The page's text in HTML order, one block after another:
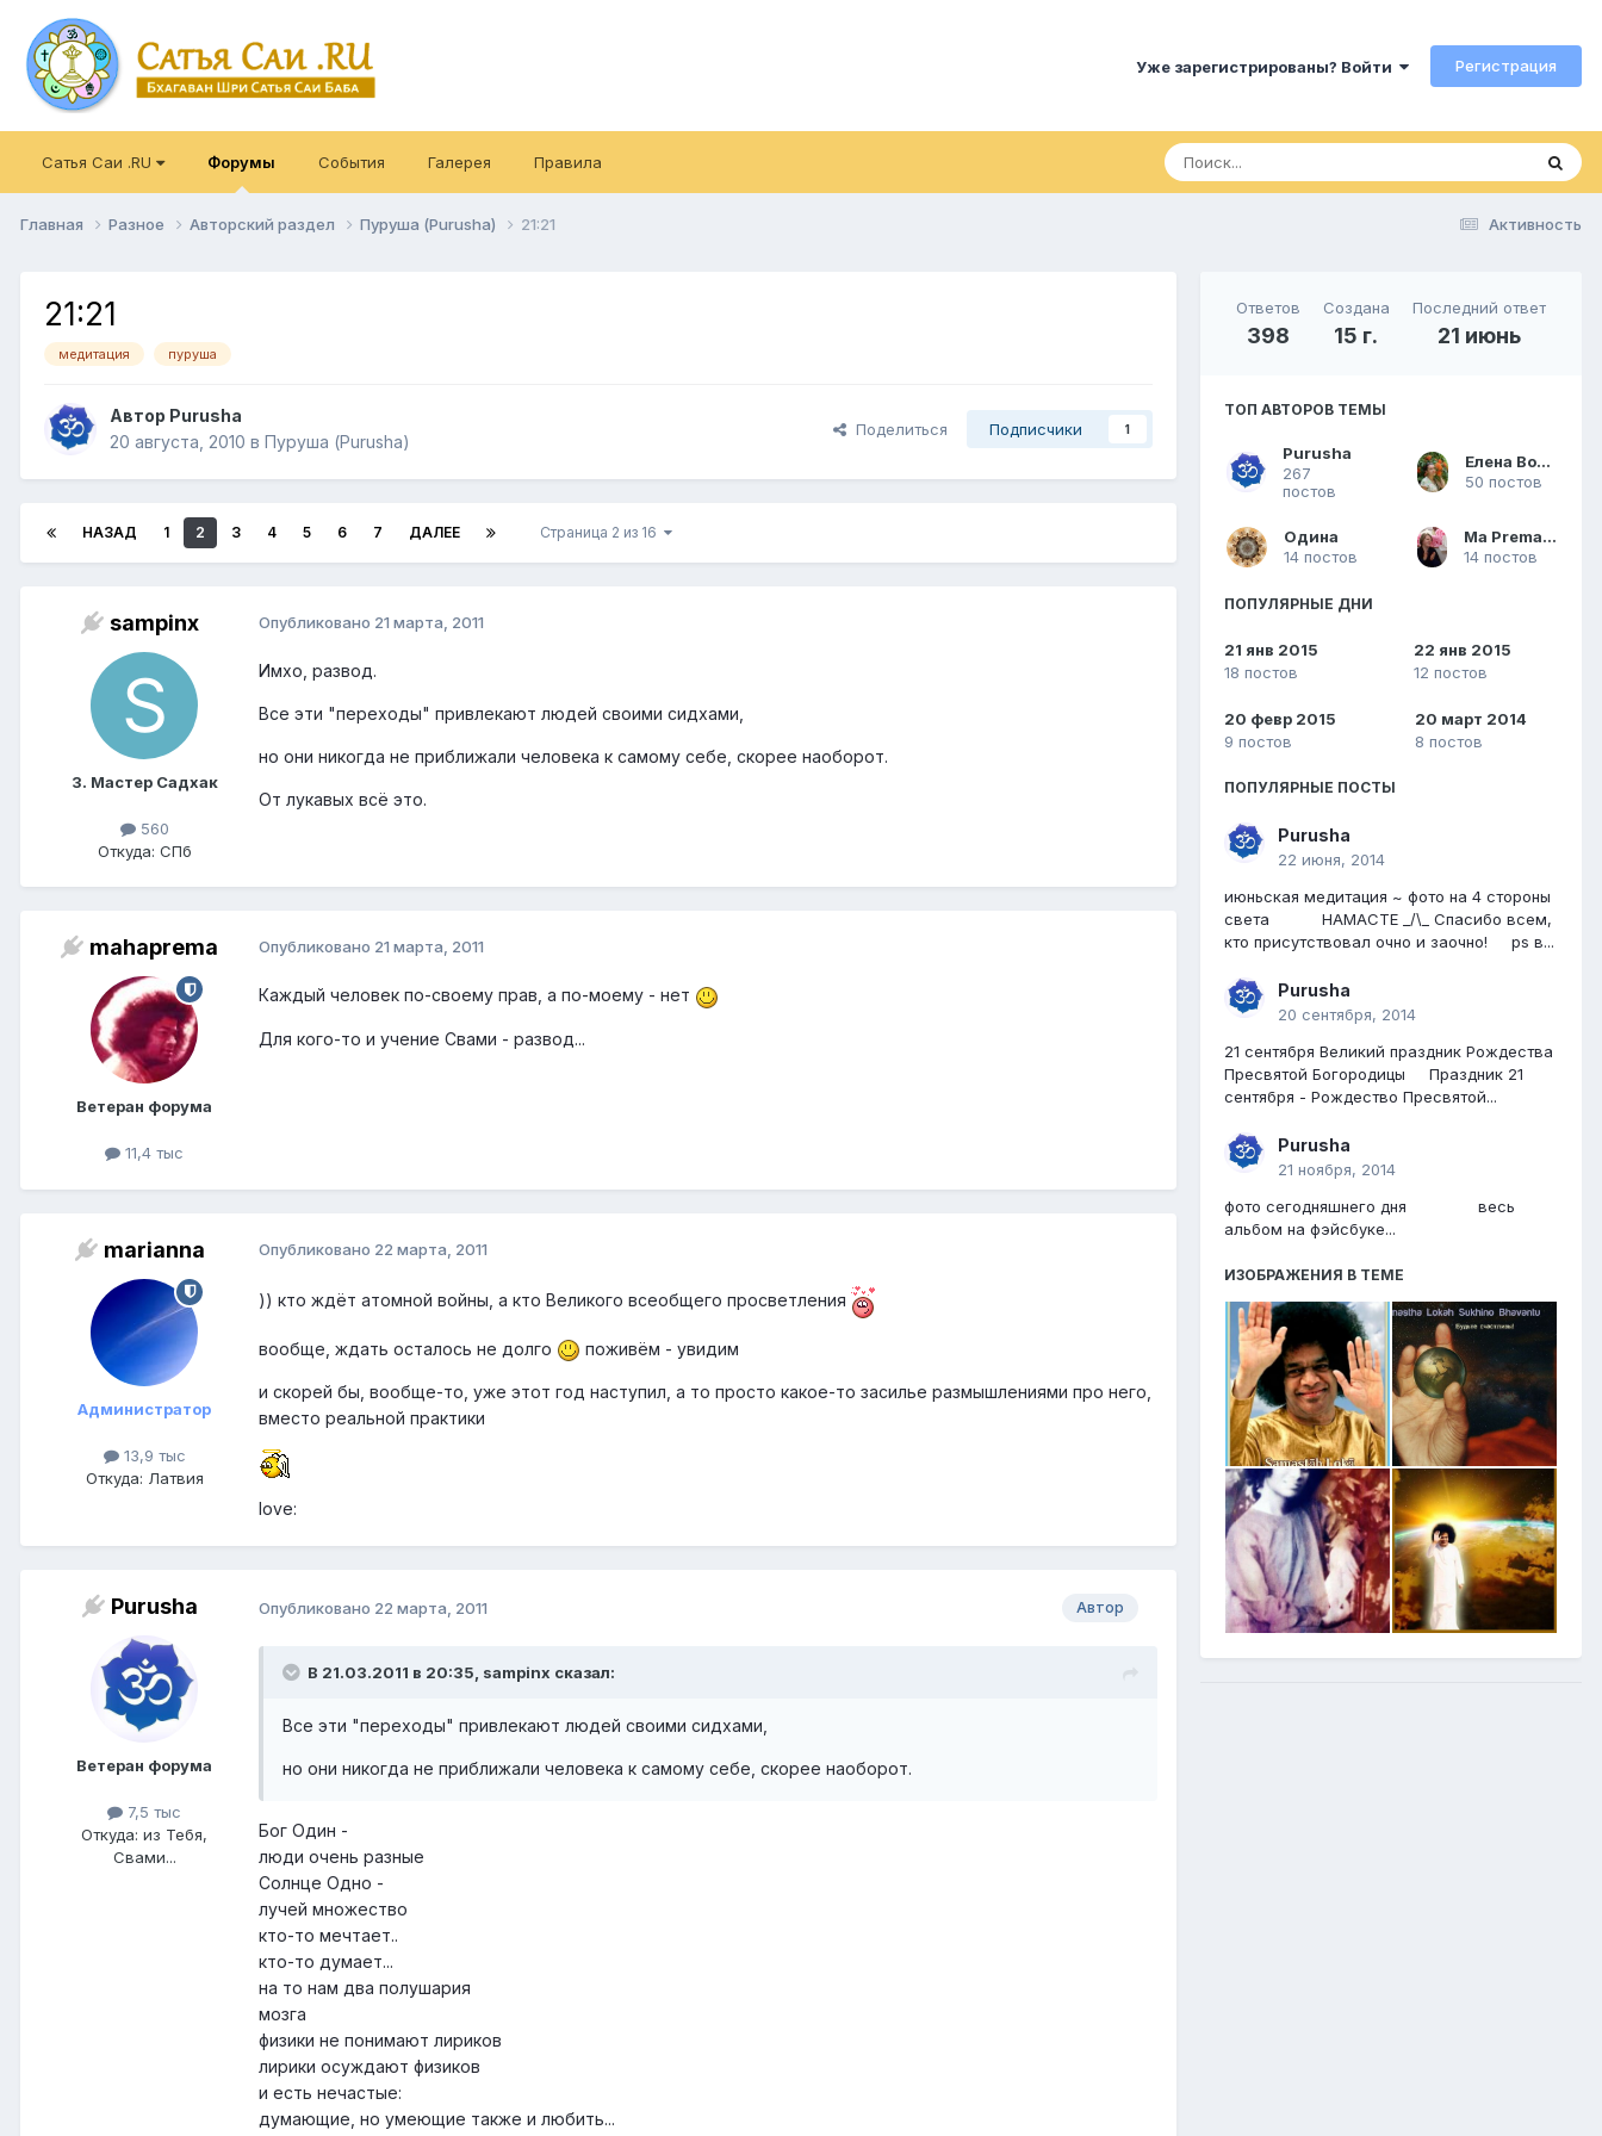
Уже зарегистрированы? Войти Регистрация
Сатья Саи .RU Форумы События Галерея Правила
Активность
Главная Разное Авторский раздел Пуруша (Purusha) 21:21
21:21
медитация пуруша
Автор Purusha
20 августа, 2010 в Пуруша (Purusha)
Поделиться Подписчики 1
НАЗАД 1 2 3 4 5 6 7 ДАЛЕЕ Страница 2 из 16
sampinx
3. Мастер Садхак
560
Откуда: СПб
Опубликовано 21 марта, 2011
Имхо, развод.
Все эти "переходы" привлекают людей своими сидхами,
но они никогда не приближали человека к самому себе, скорее наоборот.
От лукавых всё это.
mahaprema
Ветеран форума
11,4 тыс
Опубликовано 21 марта, 2011
Каждый человек по-своему прав, а по-моему - нет
Для кого-то и учение Свами - развод...
marianna
Администратор
13,9 тыс
Откуда: Латвия
Опубликовано 22 марта, 2011
)) кто ждёт атомной войны, а кто Великого всеобщего просветления
вообще, ждать осталось не долго поживём - увидим
и скорей бы, вообще-то, уже этот год наступил, а то просто какое-то засилье размышлениями про него,
вместо реальной практики
love:
Purusha
Ветеран форума
7,5 тыс
Откуда: из Тебя,
Свами...
Автор
Опубликовано 22 марта, 2011
В 21.03.2011 в 20:35, sampinx сказал:
Все эти "переходы" привлекают людей своими сидхами,
но они никогда не приближали человека к самому себе, скорее наоборот.
Бог Один -
люди очень разные
Солнце Одно -
лучей множество
кто-то мечтает..
кто-то думает...
на то нам два полушария
мозга
физики не понимают лириков
лирики осуждают физиков
и есть нечастые:
думающие, но умеющие также и любить...
Ответов
398
Создана
15 г.
Последний ответ
21 июнь
ТОП АВТОРОВ ТЕМЫ
Purusha
267
постов
Елена Волкова
50 постов
Одина
14 постов
Ma Prema Leela
14 постов
ПОПУЛЯРНЫЕ ДНИ
21 янв 2015
18 постов
22 янв 2015
12 постов
20 февр 2015
9 постов
20 март 2014
8 постов
ПОПУЛЯРНЫЕ ПОСТЫ
Purusha
22 июня, 2014
июньская медитация ~ фото на 4 стороны
света НАМАСТЕ _/\_ Спасибо всем,
кто присутствовал очно и заочно! ps в...
Purusha
20 сентября, 2014
21 сентября Великий праздник Рождества
Пресвятой Богородицы Праздник 21
сентября - Рождество Пресвятой...
Purusha
21 ноября, 2014
фото сегодняшнего дня весь
альбом на фэйсбуке...
ИЗОБРАЖЕНИЯ В ТЕМЕ